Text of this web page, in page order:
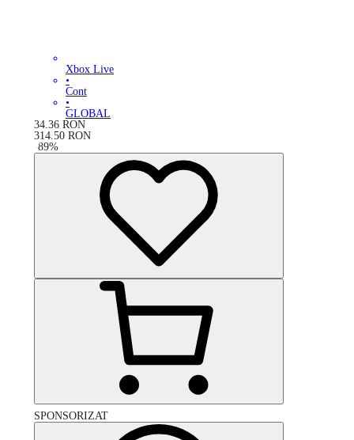
Xbox Live
•
Cont
•
GLOBAL
34.36 RON
314.50 RON
-89%
SPONSORIZAT